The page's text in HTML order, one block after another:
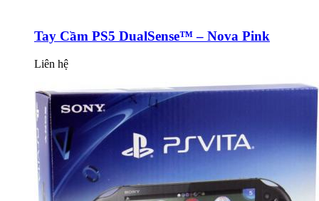
Tay Cầm PS5 DualSense™ – Nova Pink
Liên hệ